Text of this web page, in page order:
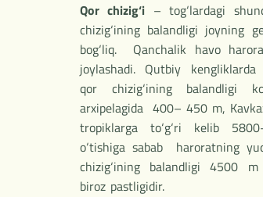
Qor chizig‘i – tog‘lardagi
chizig‘ining balandligi joyning
bog‘liq. Qanchalik havo
joylashadi. Qutbiy
qor chizig‘ining balandligi
arxipelagida 400– 450 m,
tropiklarga to‘g‘ri kelib
o‘tishiga sabab haroratning
chizig‘ining balandligi 4500
biroz pastligidir.